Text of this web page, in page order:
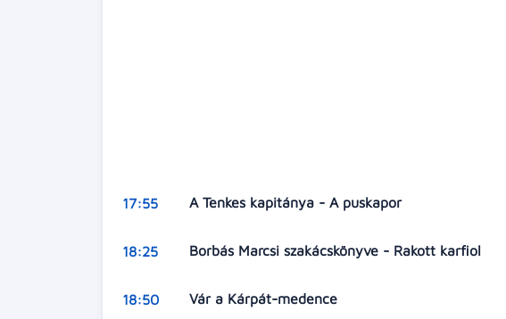
17:55 A Tenkes kapitánya - A puskapor
18:25 Borbás Marcsi szakácskönyve - Rakott karfiol
18:50 Vár a Kárpát-medence